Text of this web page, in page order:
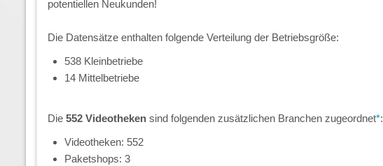
potentiellen Neukunden!
Die Datensätze enthalten folgende Verteilung der Betriebsgröße:
538 Kleinbetriebe
14 Mittelbetriebe
Die 552 Videotheken sind folgenden zusätzlichen Branchen zugeordnet*:
Videotheken: 552
Paketshops: 3